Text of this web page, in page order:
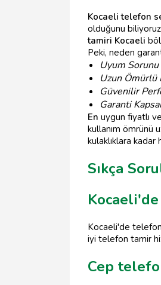
Kocaeli telefon
olduğunu
tamiri Kocaeli
Peki, neden
Uyum Sorunu
Uzun Ömürlü
Güvenilir
Garanti
En uygun fiyatlı
kullanım ömrünü
kulaklıklara kadar
Sıkça
Kocaeli'de
iyi telefon tamir
Cep